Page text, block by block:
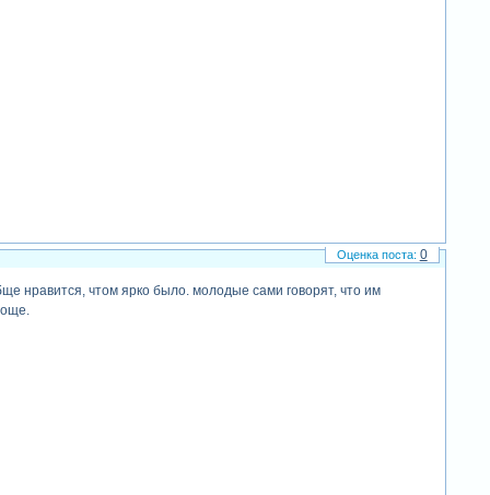
нравится, чтом ярко было. молодые сами говорят, что им
0